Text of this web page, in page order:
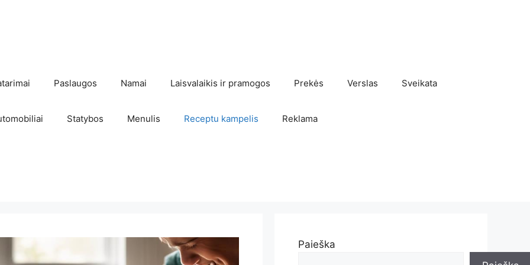
Paslaugos Namai Laisvalaikis ir pramogos Prekės Verslas Sveikata
Statybos Menulis Receptu kampelis Reklama
Paieška